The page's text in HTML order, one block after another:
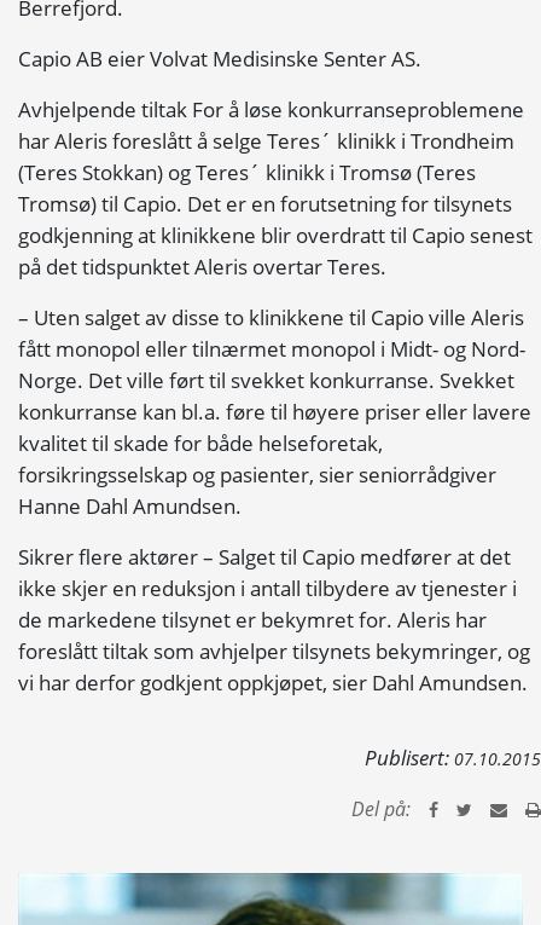
Berrefjord.
Capio AB eier Volvat Medisinske Senter AS.
Avhjelpende tiltak For å løse konkurranseproblemene
har Aleris foreslått å selge Teres´ klinikk i Trondheim
(Teres Stokkan) og Teres´ klinikk i Tromsø (Teres
Tromsø) til Capio. Det er en forutsetning for tilsynets
godkjenning at klinikkene blir overdratt til Capio senest
på det tidspunktet Aleris overtar Teres.
– Uten salget av disse to klinikkene til Capio ville Aleris
fått monopol eller tilnærmet monopol i Midt- og Nord-
Norge. Det ville ført til svekket konkurranse. Svekket
konkurranse kan bl.a. føre til høyere priser eller lavere
kvalitet til skade for både helseforetak,
forsikringsselskap og pasienter, sier seniorrådgiver
Hanne Dahl Amundsen.
Sikrer flere aktører – Salget til Capio medfører at det
ikke skjer en reduksjon i antall tilbydere av tjenester i
de markedene tilsynet er bekymret for. Aleris har
foreslått tiltak som avhjelper tilsynets bekymringer, og
vi har derfor godkjent oppkjøpet, sier Dahl Amundsen.
Publisert: 07.10.2015
Del på: